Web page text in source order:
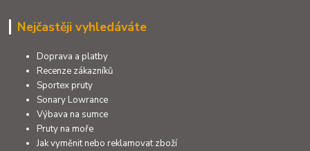
Nejčastěji vyhledáváte
Doprava a platby
Recenze zákazníků
Sportex pruty
Sonary Lowrance
Výbava na sumce
Pruty na moře
Jak vyměnit nebo reklamovat zboží